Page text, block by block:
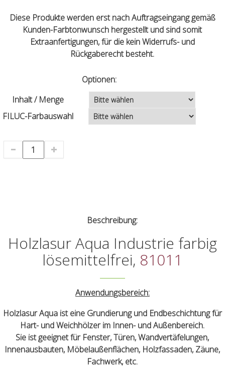
Diese Produkte werden erst nach Auftragseingang gemäß
Kunden-Farbtonwunsch hergestellt und sind somit
Extraanfertigungen, für die kein Widerrufs- und
Rückgaberecht besteht.
Optionen:
Inhalt / Menge
FILUC-Farbauswahl
Beschreibung:
Holzlasur Aqua Industrie farbig
lösemittelfrei, 81011
Anwendungsbereich:
Holzlasur Aqua ist eine Grundierung und Endbeschichtung für
Hart- und Weichhölzer im Innen- und Außenbereich.
Sie ist geeignet für Fenster, Türen, Wandvertäfelungen,
Innenausbauten, Möbelaußenflächen, Holzfassaden, Zäune,
Fachwerk, etc.